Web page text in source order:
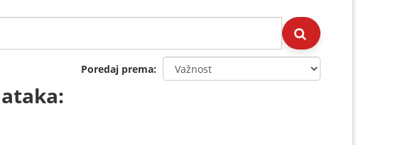
Poredaj prema